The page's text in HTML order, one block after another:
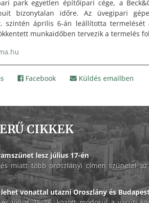
park egyetlen építőipari cége, a
bizonytalan időre. Az üvegipari
szintén április 6-án leállította
munkaidőben tervezik a termelés
Facebook Küldés emailben
CIKKEK
lesz július 17-én
miatt több oroszlányi címen szünetel
lehet vonattal utazni Oroszlány és